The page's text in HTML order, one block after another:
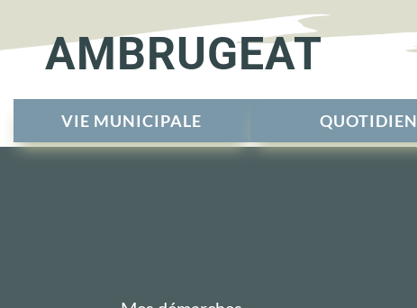
AMBRUGEAT
VIE MUNICIPALE QUOTIDIEN